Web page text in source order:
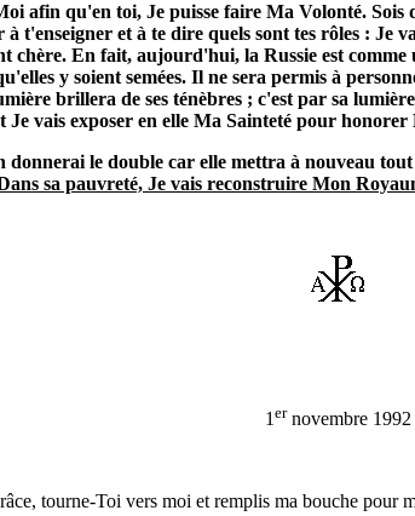
afin qu'en toi, Je puisse faire Ma Volonté.
et à te dire quels sont tes rôles : Je
chère. En fait, aujourd'hui, la Russie est
y soient semées. Il ne sera permis à
brillera de ses ténèbres ; c'est par sa
vais exposer en elle Ma Sainteté pour
donnerai le double car elle mettra à nouveau
sa pauvreté, Je vais reconstruire Mon
1 ernovembre 1992
tourne-Toi vers moi et remplis ma bouche pour